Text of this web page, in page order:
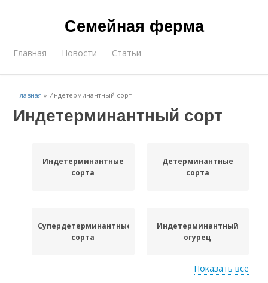
Семейная ферма
Главная Новости Статьи
Главная » Индетерминантный сорт
Индетерминантный сорт
Индетерминантные
сорта
Детерминантные
сорта
Супердетерминантные
сорта
Индетерминантный
огурец
Показать все